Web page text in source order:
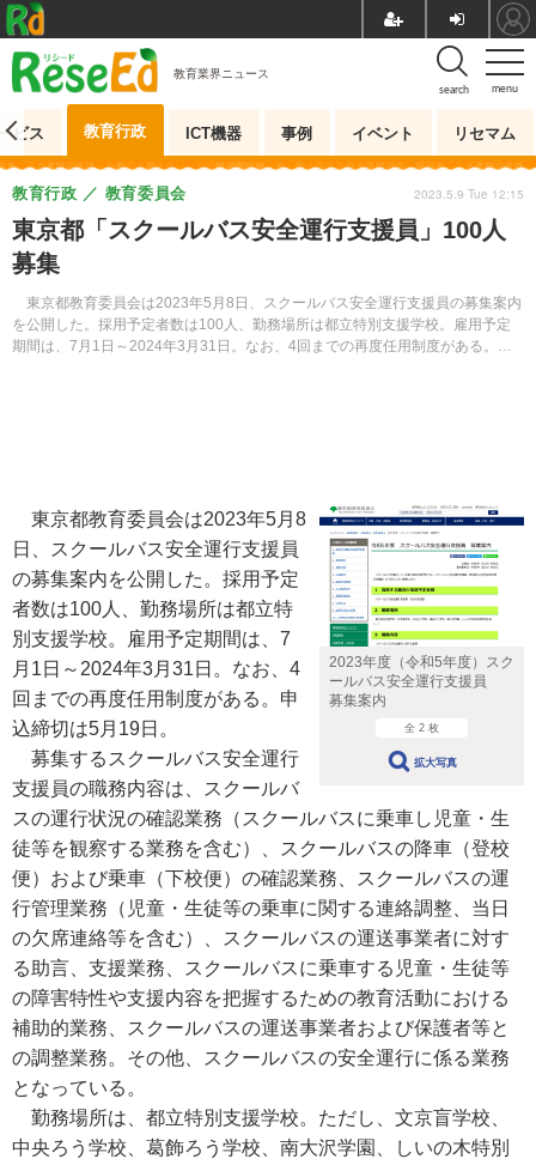
menu
search
教育業界ニュース
ビス 教育行政 ICT機器 事例 イベント リセマム
東京都「スクールバス安全運行支援員」100人
募集
東京都教育委員会は2023年5月8日、スクールバス安全運行支援員の募集案内
を公開した。採用予定者数は100人、勤務場所は都立特別支援学校。雇用予定
期間は、7月1日～2024年3月31日。なお、4回までの再度任用制度がある。申
教育行政 教育委員会 2023.5.9 Tue 12:15
2023年度（令和5年度）スク
ールバス安全運行支援員
募集案内
全 2 枚
拡大写真
東京都教育委員会は2023年5月8
日、スクールバス安全運行支援員
の募集案内を公開した。採用予定
者数は100人、勤務場所は都立特
別支援学校。雇用予定期間は、7
月1日～2024年3月31日。なお、4
回までの再度任用制度がある。申
込締切は5月19日。
募集するスクールバス安全運行
支援員の職務内容は、スクールバ
スの運行状況の確認業務（スクールバスに乗車し児童・生
徒等を観察する業務を含む）、スクールバスの降車（登校
便）および乗車（下校便）の確認業務、スクールバスの運
行管理業務（児童・生徒等の乗車に関する連絡調整、当日
の欠席連絡等を含む）、スクールバスの運送事業者に対す
る助言、支援業務、スクールバスに乗車する児童・生徒等
の障害特性や支援内容を把握するための教育活動における
補助的業務、スクールバスの運送事業者および保護者等と
の調整業務。その他、スクールバスの安全運行に係る業務
となっている。
勤務場所は、都立特別支援学校。ただし、文京盲学校、
中央ろう学校、葛飾ろう学校、南大沢学園、しいの木特別